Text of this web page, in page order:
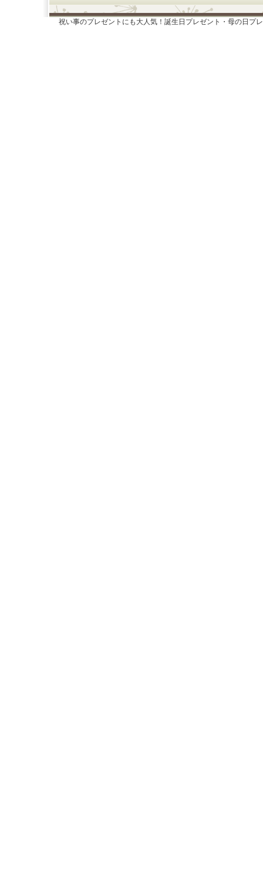
祝い事のプレゼントにも大人気！誕生日プレゼント・母の日プ